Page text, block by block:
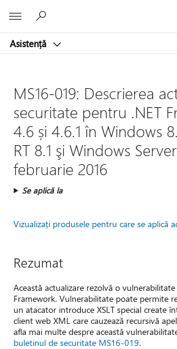
Asistență
MS16-019: Descrierea
securitate pentru .NET
4.6 și 4.6.1 în Windows
RT 8.1 şi Windows
februarie 2016
Se aplică la
Vizualizați produsele pentru care se aplică
Rezumat
Această actualizare rezolvă o
Framework. Vulnerabilitate poate permite
un atacator introduce XSLT special create
client web XML care cauzează recursivă
afla mai multe despre această
buletinul de securitate MS16-019.